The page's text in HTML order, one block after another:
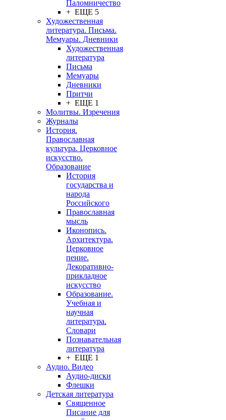
Паломничество
+ ЕЩЕ 5
Художественная
литература. Письма.
Мемуары. Дневники
Художественная
литература
Письма
Мемуары
Дневники
Притчи
+ ЕЩЕ 1
Молитвы. Изречения
Журналы
История.
Православная
культура. Церковное
искусство.
Образование
История
государства и
народа
Российского
Православная
мысль
Иконопись.
Архитектура.
Церковное
пение.
Декоративно-
прикладное
искусство
Образование.
Учебная и
научная
литература.
Словари
Познавательная
литература
+ ЕЩЕ 1
Аудио. Видео
Аудио-диски
Флешки
Детская литература
Священное
Писание для